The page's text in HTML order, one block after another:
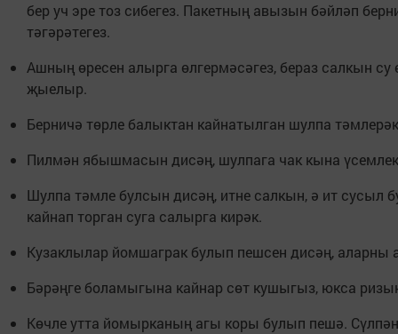
бер уч эре тоз сибегез. Пакетның авызын бәйләп
тәгәрәтегез.
Ашның өресен алырга өлгермәсәгез, бераз салкын су
җыелыр.
Берничә төрле балыктан кайнатылган шулпа
Пилмән ябышмасын дисәң, шулпага чак кына
Шулпа тәмле булсын дисәң, итне салкын, ә ит сусыл
кайнап торган суга салырга кирәк.
Кузаклылар йомшаграк булып пешсен дисәң, аларны
Бәрәңге боламыгына кайнар сөт кушыгыз, юкса
Көчле утта йомырканың агы коры булып пешә.